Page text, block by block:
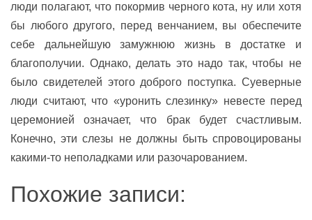
люди полагают, что покормив черного кота, ну или хотя
бы любого другого, перед венчанием, вы обеспечите
себе дальнейшую замужнюю жизнь в достатке и
благополучии. Однако, делать это надо так, чтобы не
было свидетелей этого доброго поступка. Суеверные
люди считают, что «уронить слезинку» невесте перед
церемонией означает, что брак будет счастливым.
Конечно, эти слезы не должны быть спровоцированы
какими-то неполадками или разочарованием.
Похожие записи: